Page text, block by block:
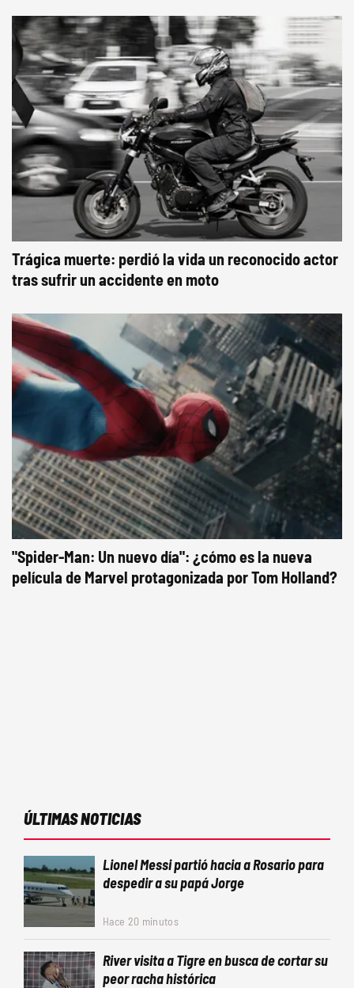
Trágica muerte: perdió la vida un reconocido actor
tras sufrir un accidente en moto
"Spider-Man: Un nuevo día": ¿cómo es la nueva
película de Marvel protagonizada por Tom Holland?
ÚLTIMAS NOTICIAS
Lionel Messi partió hacia a Rosario para
despedir a su papá Jorge
Hace 20 minutos
River visita a Tigre en busca de cortar su
peor racha histórica